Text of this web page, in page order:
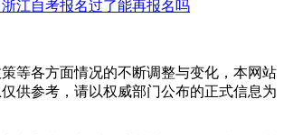
浙江自考报名过了能再报名吗
策等各方面情况的不断调整与变化，本网站
供参考，请以权威部门公布的正式信息为